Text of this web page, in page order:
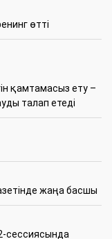
өтті
қамтамасыз ету –
талап етеді
жаңа басшы
сессиясында